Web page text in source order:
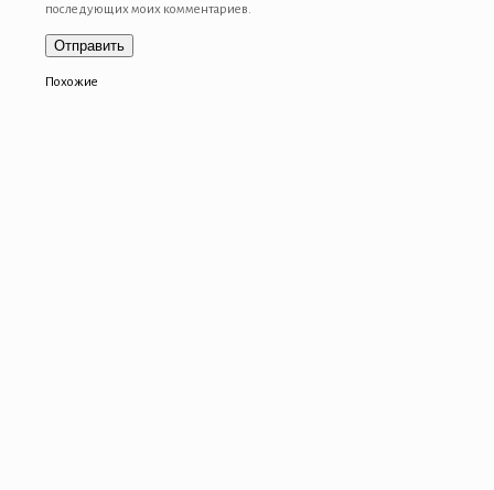
последующих моих комментариев.
Похожие